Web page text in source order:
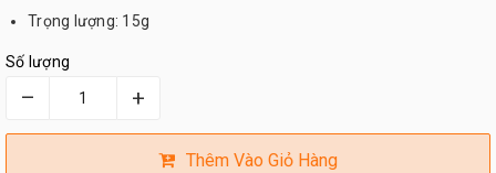
Trọng lượng: 15g
Số lượng
– +
Thêm Vào Giỏ Hàng